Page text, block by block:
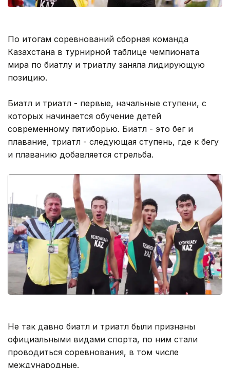
По итогам соревнований сборная команда
Казахстана в турнирной таблице чемпионата
мира по биатлу и триатлу заняла лидирующую
позицию.
Биатл и триатл - первые, начальные ступени, с
которых начинается обучение детей
современному пятиборью. Биатл - это бег и
плавание, триатл - следующая ступень, где к бегу
и плаванию добавляется стрельба.
Не так давно биатл и триатл были признаны
официальными видами спорта, по ним стали
проводиться соревнования, в том числе
международные.